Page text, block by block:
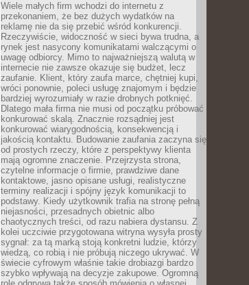
Wiele małych firm wchodzi do internetu z
przekonaniem, że bez dużych wydatków na
reklamę nie da się przebić wśród konkurencji.
Rzeczywiście, widoczność w sieci bywa trudna, a
rynek jest nasycony komunikatami walczącymi o
uwagę odbiorcy. Mimo to najważniejszą walutą w
internecie nie zawsze okazuje się budżet, lecz
zaufanie. Klient, który zaufa marce, chętniej kupi,
wróci ponownie, poleci usługę znajomym i będzie
bardziej wyrozumiały w razie drobnych potknięć.
Dlatego mała firma nie musi od początku próbować
konkurować skalą. Znacznie rozsądniej jest
konkurować wiarygodnością, konsekwencją i
jakością kontaktu. Budowanie zaufania zaczyna się
od prostych rzeczy, które z perspektywy klienta
mają ogromne znaczenie. Przejrzysta strona,
czytelne informacje o firmie, prawdziwe dane
kontaktowe, jasno opisane usługi, realistyczne
terminy realizacji i spójny język komunikacji to
podstawy. Kiedy użytkownik trafia na stronę pełną
niejasności, przesadnych obietnic albo
chaotycznych treści, od razu nabiera dystansu. Z
kolei uczciwie przygotowana witryna wysyła prosty
sygnał: za tą marką stoją konkretni ludzie, którzy
wiedzą, co robią i nie próbują niczego ukrywać. W
świecie cyfrowym właśnie takie drobiazgi bardzo
szybko wpływają na decyzje zakupowe. Ogromną